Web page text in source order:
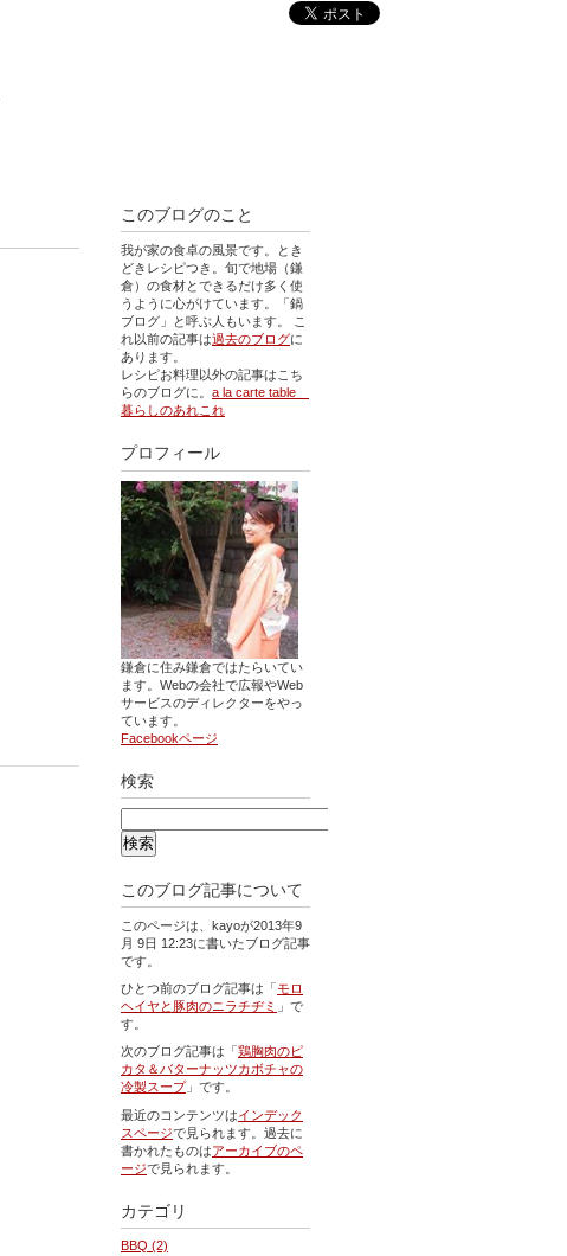
このブログのこと
我が家の食卓の風景です。とき
どきレシピつき。旬で地場（鎌
倉）の食材とできるだけ多く使
うように心がけています。「鍋
ブログ」と呼ぶ人もいます。 こ
れ以前の記事は過去のブログに
あります。
レシピお料理以外の記事はこち
らのブログに。 a la carte table
暮らしのあれこれ
プロフィール
鎌倉に住み鎌倉ではたらいてい
ます。Webの会社で広報やWeb
サービスのディレクターをやっ
ています。
Facebookページ
検索
このブログ記事について
このページは、kayoが2013年9
月 9日 12:23に書いたブログ記事
です。
ひとつ前のブログ記事は「モロ
ヘイヤと豚肉のニラチヂミ 」で
す。
次のブログ記事は「 鶏胸肉のピ
カタ＆バターナッツカボチャの
冷製スープ」です。
最近のコンテンツはインデック
スページで見られます。過去に
書かれたものはアーカイブのペ
ージで見られます。
カテゴリ
BBQ (2)